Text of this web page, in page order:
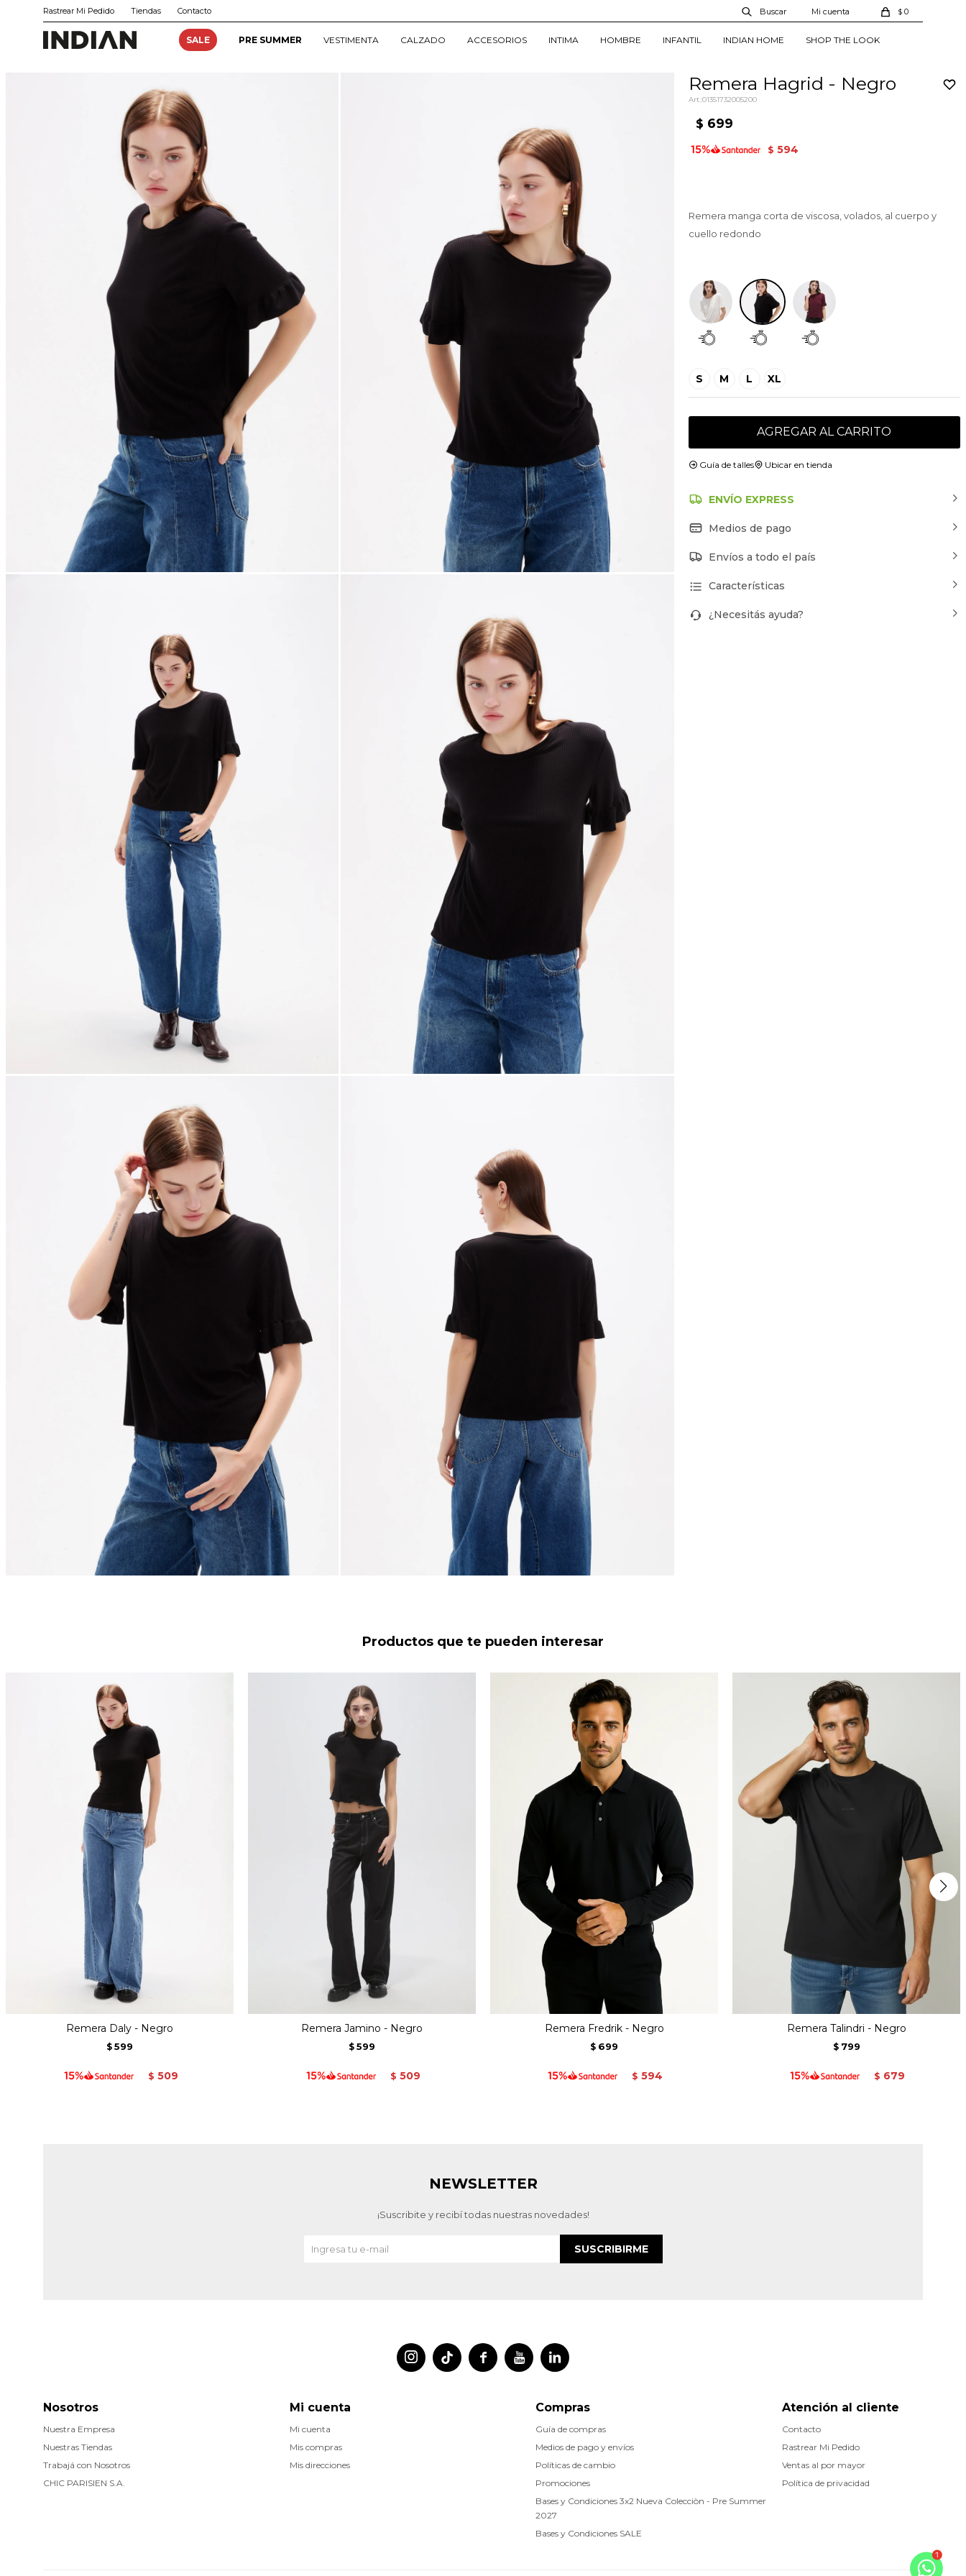
SALE PRE SUMMER VESTIMENTA CALZADO ACCESORIOS INTIMA HOMBRE INFANTIL INDIAN HOME SHOP THE LOOK
$ 0
Rastrear Mi Pedido Tiendas Contacto
Remera Hagrid - Negro
01351732005200
$ 699
$ 594
Remera manga corta de viscosa, volados, al cuerpo y
cuello redondo
S M L XL
AGREGAR AL CARRITO
Guía de talles Ubicar en tienda
ENVÍO EXPRESS
Medios de pago
Envíos a todo el país
Características
¿Necesitás ayuda?
Productos que te pueden interesar
Remera Daly - Negro
$ 599
$ 509
Remera Jamino - Negro
$ 599
$ 509
Remera Fredrik - Negro
$ 699
$ 594
Remera Talindri - Negro
$ 799
$ 679
 
 
Atención al cliente
Contacto
Rastrear Mi Pedido
Ventas al por mayor
Política de privacidad
Nosotros
Nuestra Empresa
Nuestras Tiendas
Trabajá con Nosotros
CHIC PARISIEN S.A.
Compras
Guía de compras
Medios de pago y envíos
Políticas de cambio
Promociones
Bases y Condiciones 3x2 Nueva Colecciòn - Pre Summer
2027
Bases y Condiciones SALE
Mi cuenta
Mi cuenta
Mis compras
Mis direcciones
NEWSLETTER
¡Suscribite y recibí todas nuestras novedades!
SUSCRIBIRME